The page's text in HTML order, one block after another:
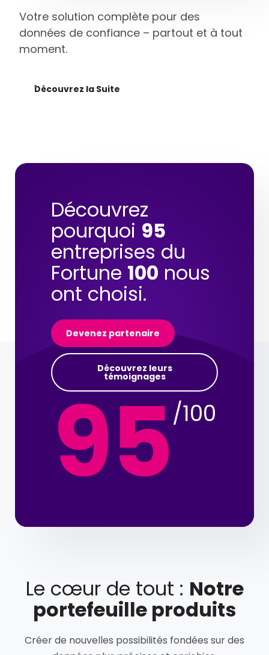
Votre solution complète pour des
données de confiance – partout et à tout
moment.
Découvrez la Suite
Découvrez
pourquoi 95
entreprises du
Fortune 100 nous
ont choisi.
Devenez partenaire
Découvrez leurs
témoignages
/100
95
Le cœur de tout : Notre
portefeuille produits
Créer de nouvelles possibilités fondées sur des